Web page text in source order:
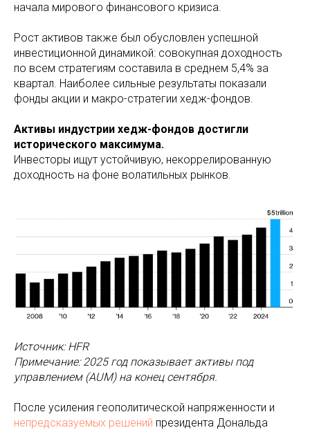
начала мирового финансового кризиса.
Рост активов также был обусловлен успешной
инвестиционной динамикой: совокупная доходность
по всем стратегиям составила в среднем 5,4% за
квартал. Наиболее сильные результаты показали
фонды акции и макро-стратегии хедж-фондов.
Активы индустрии хедж-фондов достигли
исторического максимума.
Инвесторы ищут устойчивую, некоррелированную
доходность на фоне волатильных рынков.
Источник: HFR
Примечание: 2025 год показывает активы под
управлением (AUM) на конец сентября.
После усиления геополитической напряженности и
непредсказуемых решений президента Дональда